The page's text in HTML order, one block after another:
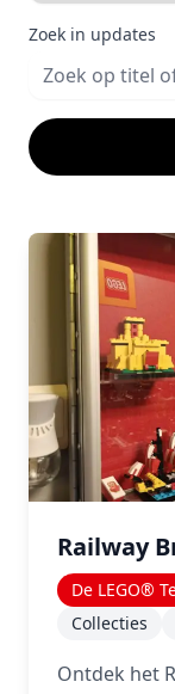
Zoek in updates
Railway
De LEGO®
Collecties
Ontdek het